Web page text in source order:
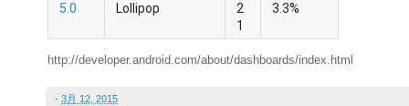
5.0 Lollipop
2
1
3.3%
http://developer.android.com/about/dashboards/index.html
- 3月 12, 2015